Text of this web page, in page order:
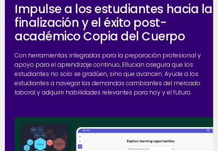
Impulse a los estudiantes hacia la
finalización y el éxito post-
académico Copia del Cuerpo
Con herramientas integradas para la preparación profesional y
apoyo para el aprendizaje continuo, Ellucian asegura que los
estudiantes no solo se gradúen, sino que avancen. Ayude a los
estudiantes a navegar las demandas cambiantes del mercado
laboral y adquirir habilidades relevantes para hoy y el futuro.